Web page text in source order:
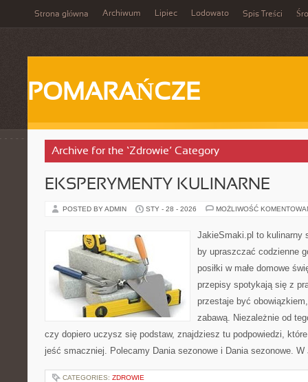
Strona główna Archiwum Lipiec Lodowato Spis Treści
POMARAŃCZE
Archive for the ‘Zdrowie’ Category
EKSPERYMENTY KULINARNE
POSTED BY ADMIN STY - 28 - 2026 MOŻLIWOŚĆ
JakieSmaki.pl to kulinarny
by upraszczać codzienne
posiłki w małe domowe
przepisy spotykają się z
przestaje być
zabawą. Niezależnie od
czy dopiero uczysz się podstaw, znajdziesz tu podpowiedzi,
jeść smaczniej. Polecamy Dania sezonowe i Dania sezonowe.
CATEGORIES: ZDROWIE